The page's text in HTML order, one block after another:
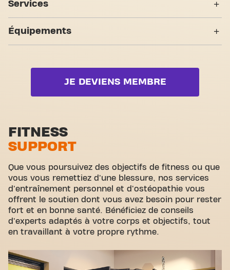
d'entraînement spacieuses et accueillantes et des
aider à chaque étape. Notre salle de sport offre une
grande variété d'équipements, de séances
d'entraînement vidéo, entraînement
ce qui nous distingue vraiment, c'est le sens de la
communauté que nous avons créé - un endroit où
- c'est l'endroit où le fitness et la communauté se
rejoignent.
Services
Accès PMR
Yanga Sportswater
Équipements
Zone cardio
Zone d'étirement
Cyclisme virtuel
Visite guidée
JE DEVIENS MEMBRE
FITNESS
SUPPORT
Que vous poursuivez des objectifs de fitness ou que
vous vous remettiez d'une blessure, nos services
d'entraînement personnel et d'ostéopathie vous
offrent le soutien dont vous avez besoin pour rester
fort et en bonne santé. Bénéficiez de conseils
d'experts adaptés à votre corps et objectifs, tout
en travaillant à votre propre rythme.